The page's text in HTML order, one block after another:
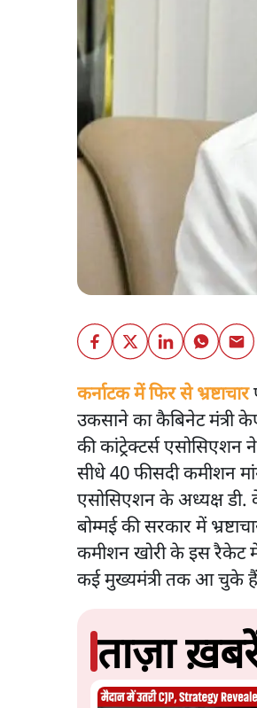
कर्नाटक में फिर से भ्रष्टाचार
उकसाने का कैबिनेट मंत्री
की कांट्रेक्टर्स एसोसिएशन
सीधे 40 फीसदी कमीशन
एसोसिएशन के अध्यक्ष डी.
बोम्मई की सरकार में
कमीशन खोरी के इस रैकेट में
कई मुख्यमंत्री तक आ चुके हैं
ताज़ा